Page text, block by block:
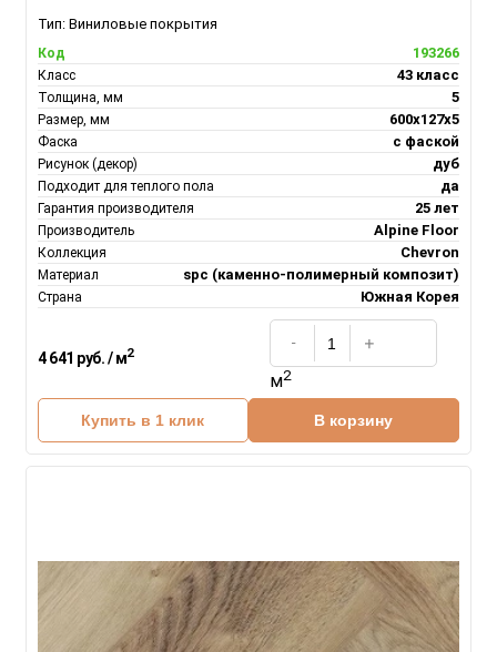
Тип: Виниловые покрытия
Код 193266
Класс 43 класс
Толщина, мм 5
Размер, мм 600х127х5
Фаска с фаской
Рисунок (декор) дуб
Подходит для теплого пола да
Гарантия производителя 25 лет
Производитель Alpine Floor
Коллекция Chevron
Материал spc (каменно-полимерный композит)
Страна Южная Корея
4 641 руб. / м2
м2
Купить в 1 клик В корзину